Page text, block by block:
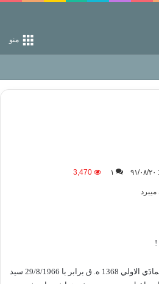
منو
وکناره‌گیری از راه خداست‌!
۱ 3,470
!
بامداد آن روز، يعني دوشنبه 13 جُمادَي الاولي 1368 ه. ق برابر با 29/8/1966 سيد